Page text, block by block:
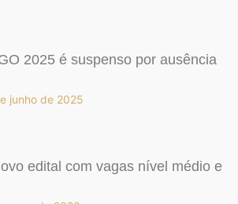
2025 é suspenso por ausência
junho de 2025
edital com vagas nível médio e